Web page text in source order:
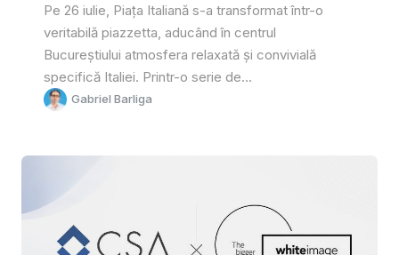
Pe 26 iulie, Piața Italiană s-a transformat într-o
veritabilă piazzetta, aducând în centrul
Bucureștiului atmosfera relaxată și convivială
specifică Italiei. Printr-o serie de...
Gabriel Barliga